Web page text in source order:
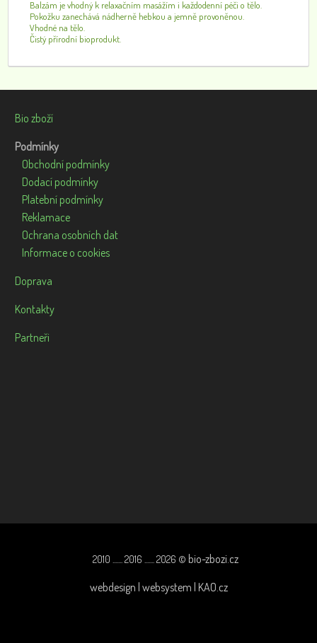
Balzám je vhodný k relaxačním masážím i každodenní péči o tělo.
Pokožku zanechává nádherně hebkou a jemně provoněnou.
Vhodné na tělo.
Čistý přírodní bioprodukt.
Bio zboží
Podmínky
Obchodní podmínky
Dodací podmínky
Platební podmínky
Reklamace
Ochrana osobních dat
Informace o cookies
Doprava
Kontakty
Partneři
2010 ....... 2016 ....... 2026 © bio-zbozi.cz
webdesign | websystem | KAO.cz